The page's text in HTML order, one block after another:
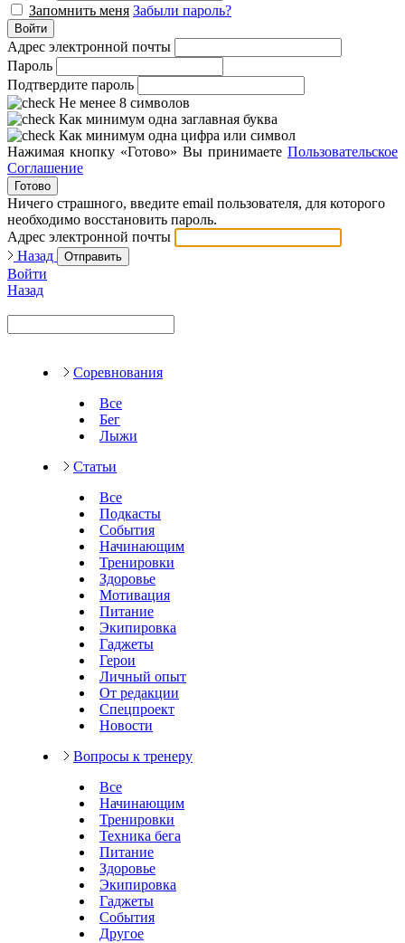
Запомнить меня Забыли пароль?
Войти
Адрес электронной почты
Пароль
Подтвердите пароль
Не менее 8 символов
Как минимум одна заглавная буква
Как минимум одна цифра или символ
Нажимая кнопку «Готово» Вы принимаете Пользовательское
Соглашение
Готово
Ничего страшного, введите email пользователя, для которого
необходимо восстановить пароль.
Адрес электронной почты
Назад
Отправить
Войти
Назад
Соревнования
Все
Бег
Лыжи
Статьи
Все
Подкасты
События
Начинающим
Тренировки
Здоровье
Мотивация
Питание
Экипировка
Гаджеты
Герои
Личный опыт
От редакции
Спецпроект
Новости
Вопросы к тренеру
Все
Начинающим
Тренировки
Техника бега
Питание
Здоровье
Экипировка
Гаджеты
События
Другое